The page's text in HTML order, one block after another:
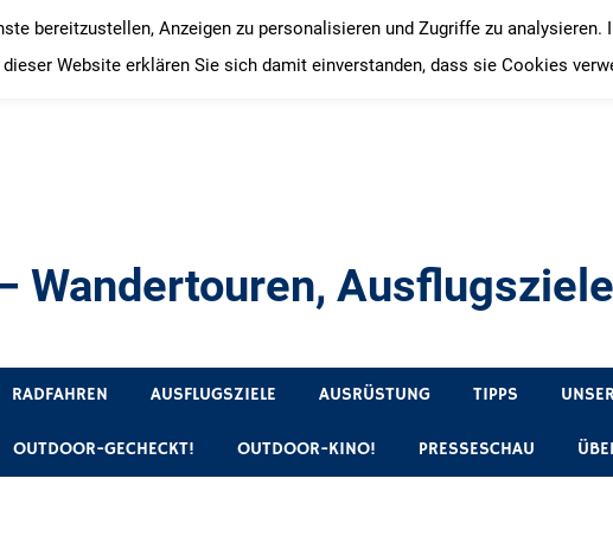
Wandertouren,
RADFAHREN AUSFLUGSZIELE AUSRÜSTUNG TIPPS
OUTDOOR-GECHECKT! OUTDOOR-KINO! PRESSESCHAU
bereitzustellen, Anzeigen zu personalisieren und Zugriffe zu
Website erklären Sie sich damit einverstanden, dass sie Cookies